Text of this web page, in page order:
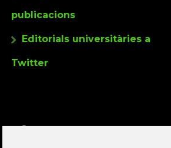
publicacions
Editorials universitàries a
Twitter